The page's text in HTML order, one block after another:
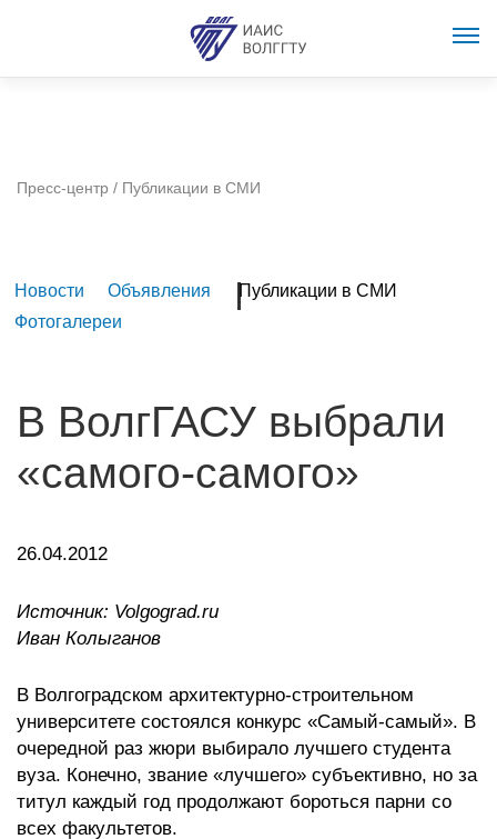
Пресс-центр / Публикации в СМИ
Новости Объявления
Публикации в СМИ
Фотогалереи
В ВолгГАСУ выбрали
«самого-самого»
26.04.2012
Источник: Volgograd.ru
Иван Колыганов
В Волгоградском архитектурно-строительном
университете состоялся конкурс «Самый-самый». В
очередной раз жюри выбирало лучшего студента
вуза. Конечно, звание «лучшего» субъективно, но за
титул каждый год продолжают бороться парни со
всех факультетов.